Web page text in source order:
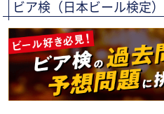
ビア検（日本ビール検定